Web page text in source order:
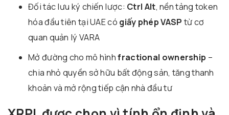
Đối tác lưu ký chiến lược: Ctrl Alt, nền tảng token
hóa đầu tiên tại UAE có giấy phép VASPtừ cơ
quan quản lý VARA
Mở đường cho mô hìnhfractional ownership –
chia nhỏ quyền sở hữu bất động sản, tăng thanh
khoản và mở rộng tiếp cận nhà đầu tư